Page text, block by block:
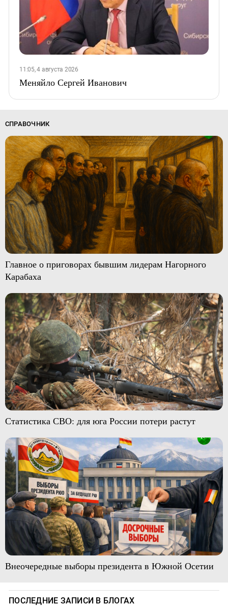
11:05, 4 августа 2026
Меняйло Сергей Иванович
СПРАВОЧНИК
Главное о приговорах бывшим лидерам Нагорного
Карабаха
Статистика СВО: для юга России потери растут
Внеочередные выборы президента в Южной Осетии
ПОСЛЕДНИЕ ЗАПИСИ В БЛОГАХ